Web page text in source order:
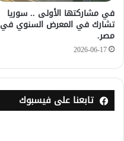
في مشاركتها الأولى .. سوريا
تشارك في المعرض السنوي في
مصر.
2026-06-17
تابعنا على فيسبوك